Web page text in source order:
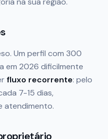
Um perfil com 300
em 2026 dificilmente
fluxo recorrente: pelo
7-15 dias,
atendimento.